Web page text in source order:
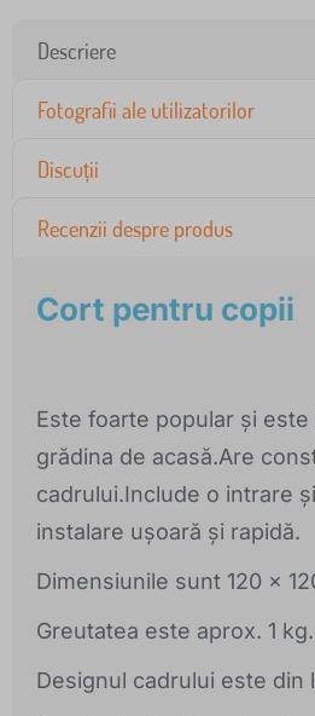
Descriere
Fotografii ale utilizatorilor
Discuții
Recenzii despre produs
Cort pentru copii
Este foarte popular și
grădina de acasă.Are
cadrului.Include o intrare
instalare ușoară și rapidă.
Dimensiunile sunt 120 x
Greutatea este aprox. 1 kg.
Designul cadrului este din